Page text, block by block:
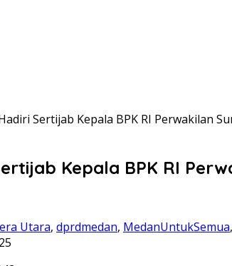
Sertijab Kepala BPK RI Perwakilan
Kepala BPK RI
Utara, dprdmedan, MedanUntukSemua,